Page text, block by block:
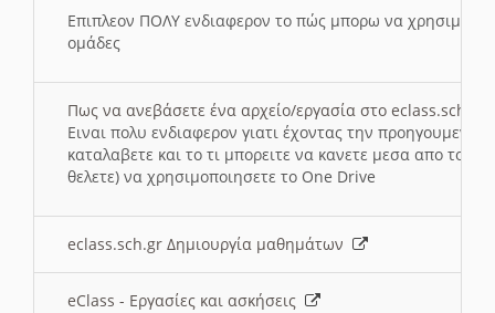
Επιπλεον ΠΟΛΥ ενδιαφερον το πώς μπορω να
ομάδες
Πως να ανεβάσετε ένα αρχείο/εργασία στο eclass.sch.gr
Ειναι πολυ ενδιαφερον γιατι έχοντας την
καταλαβετε και το τι μπορειτε να κανετε μεσα απο το
θελετε) να χρησιμοποιησετε το One Drive
eclass.sch.gr Δημιουργία μαθημάτων
eClass - Εργασίες και ασκήσεις